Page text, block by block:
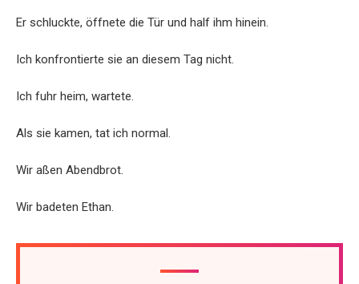
Er schluckte, öffnete die Tür und half ihm hinein.
Ich konfrontierte sie an diesem Tag nicht.
Ich fuhr heim, wartete.
Als sie kamen, tat ich normal.
Wir aßen Abendbrot.
Wir badeten Ethan.